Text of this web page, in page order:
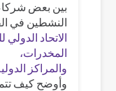
بين بعض شركاء
النشطين في
الاتحاد
المخدرات،
والمراكز
وأوضح كيف